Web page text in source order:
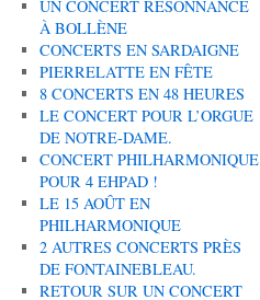
UN CONCERT RÉSONNANCE
À BOLLÈNE
CONCERTS EN SARDAIGNE
PIERRELATTE EN FÊTE
8 CONCERTS EN 48 HEURES
LE CONCERT POUR L’ORGUE
DE NOTRE-DAME.
CONCERT PHILHARMONIQUE
POUR 4 EHPAD !
LE 15 AOÛT EN
PHILHARMONIQUE
2 AUTRES CONCERTS PRÈS
DE FONTAINEBLEAU.
RETOUR SUR UN CONCERT